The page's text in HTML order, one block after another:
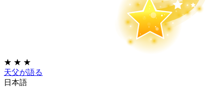
★ ★ ★
天父が語る
日本語